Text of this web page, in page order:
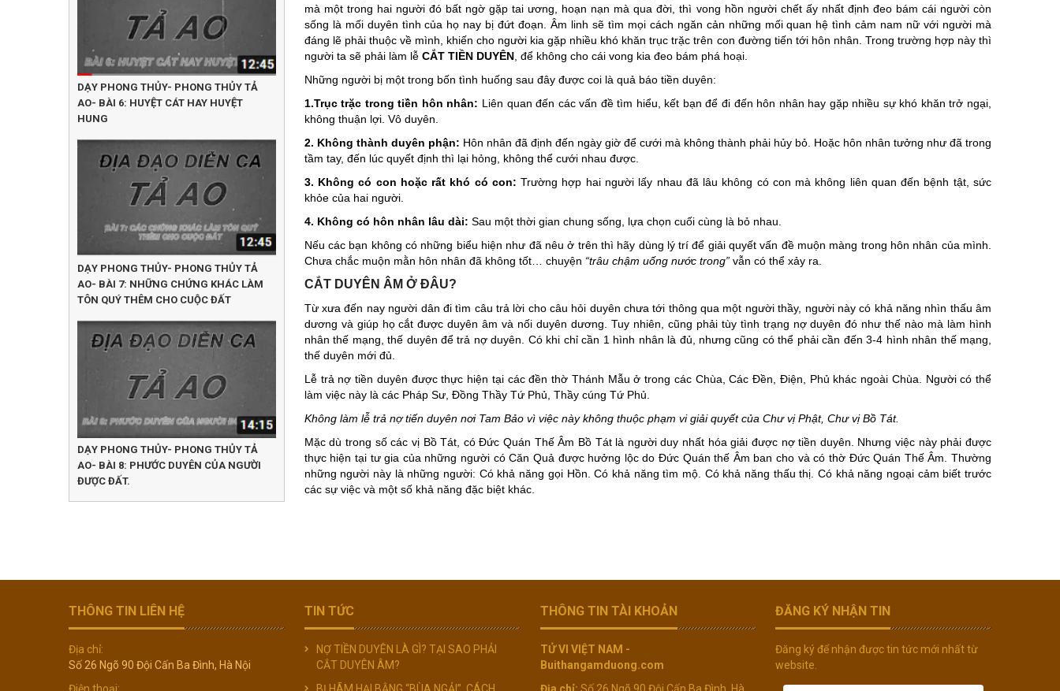
DẠY PHONG THỦY- PHONG THỦY TẢ
AO- BÀI 6: HUYỆT CÁT HAY HUYỆT
HUNG
DẠY PHONG THỦY- PHONG THỦY TẢ
AO- BÀI 7: NHỮNG CHỨNG KHÁC LÀM
TÔN QUÝ THÊM CHO CUỘC ĐẤT
DẠY PHONG THỦY- PHONG THỦY TẢ
AO- BÀI 8: PHƯỚC DUYÊN CỦA NGƯỜI
ĐƯỢC ĐẤT.
mà một trong hai người đó bất ngờ gặp tai ương, hoạn nạn mà qua đời, thì vong hồn người chết ấy nhất định đeo bám cái người còn
sống là mối duyên tình của họ nay bị đứt đoạn. Âm linh sẽ tìm mọi cách ngăn cản những mối quan hệ tình cảm nam nữ với người mà
đáng lẽ phải thuộc về mình, khiến cho người kia gặp nhiều khó khăn trục trặc trên con đường tiến tới hôn nhân. Trong trường hợp này thì
người ta sẽ phải làm lễ CẮT TIỀN DUYÊN, để không cho cái vong kia đeo bám phá hoại.
Những người bị một trong bốn tình huống sau đây được coi là quả báo tiền duyên:
1.Trục trặc trong tiền hôn nhân: Liên quan đến các vấn đề tìm hiểu, kết bạn để đi đến hôn nhân hay gặp nhiều sự khó khăn trở ngại,
không thuận lợi. Vô duyên.
2. Không thành duyên phận: Hôn nhân đã định đến ngày giờ để cưới mà không thành phải hủy bỏ. Hoặc hôn nhân tưởng như đã trong
tầm tay, đến lúc quyết định thì lại hỏng, không thể cưới nhau được.
3. Không có con hoặc rất khó có con: Trường hợp hai người lấy nhau đã lâu không có con mà không liên quan đến bệnh tật, sức
khỏe của hai người.
4. Không có hôn nhân lâu dài: Sau một thời gian chung sống, lựa chọn cuối cùng là bỏ nhau.
Nếu các bạn không có những biểu hiện như đã nêu ở trên thì hãy dùng lý trí để giải quyết vấn đề muộn màng trong hôn nhân của mình.
Chưa chắc muộn mằn hôn nhân đã không tốt… chuyện “trâu chậm uống nước trong”vẫn có thể xảy ra.
CẮT DUYÊN ÂM Ở ĐÂU?
Từ xưa đến nay người dân đi tìm câu trả lời cho câu hỏi duyên chưa tới thông qua một người thầy, người này có khả năng nhìn thấu âm
dương và giúp họ cắt được duyên âm và nối duyên dương. Tuy nhiên, cũng phải tùy tình trạng nợ duyên đó như thế nào mà làm hình
nhân thế mạng, thế duyên để trả nợ duyên. Có khi chỉ cần 1 hình nhân là đủ, nhưng cũng có thể phải cần đến 3-4 hình nhân thế mạng,
thế duyên mới đủ.
Lễ trả nợ tiền duyên được thực hiện tại các đền thờ Thánh Mẫu ở trong các Chùa, Các Đền, Điện, Phủ khác ngoài Chùa. Người có thể
làm việc này là các Pháp Sư, Đồng Thầy Tứ Phủ, Thầy cúng Tứ Phủ.
Không làm lễ trả nợ tiến duyên nơi Tam Bảo vì việc này không thuộc phạm vi giải quyết của Chư vị Phật, Chư vị Bồ Tát.
Mặc dù trong số các vị Bồ Tát, có Đức Quán Thế Âm Bồ Tát là người duy nhất hóa giải được nợ tiền duyên. Nhưng việc này phải được
thực hiện tại tư gia của những người có Căn Quả được hưởng lộc do Đức Quán thế Âm ban cho và có thờ Đức Quán Thế Âm. Thường
những người này là những người: Có khả năng gọi Hồn. Có khả năng tìm mộ. Có khả năng thấu thị. Có khả năng ngoại cảm biết trước
các sự việc và một số khả năng đặc biệt khác.
THÔNG TIN LIÊN HỆ
Địa chỉ:
Số 26 Ngõ 90 Đội Cấn Ba Đình, Hà Nội
TIN TỨC
NỢ TIỀN DUYÊN LÀ GÌ? TẠI SAO PHẢI
CẮT DUYÊN ÂM?
THÔNG TIN TÀI KHOẢN
TỬ VI VIỆT NAM -
Buithangamduong.com
ĐĂNG KÝ NHẬN TIN
Đăng ký để nhận được tin tức mới nhất từ
website.